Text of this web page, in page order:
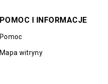
POMOC I INFORMACJE
Pomoc
Mapa witryny